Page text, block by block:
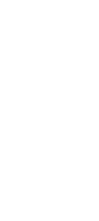
массиву на